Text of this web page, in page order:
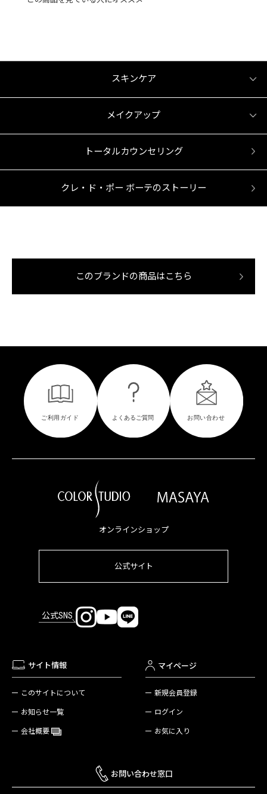
スキンケア
メイクアップ
トータルカウンセリング
クレ・ド・ポー ボーテのストーリー
このブランドの商品はこちら
オンラインショップ
公式サイト
公式SNS
サイト情報
このサイトについて
お知らせ一覧
会社概要
マイページ
新規会員登録
ログイン
お気に入り
お問い合わせ窓口